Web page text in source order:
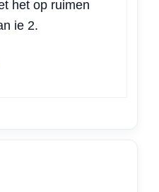
het op ruimen
ie 2.